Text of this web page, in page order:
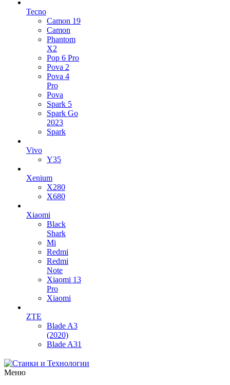
Tecno
Camon 19
Camon
Phantom
X2
Pop 6 Pro
Pova 2
Pova 4
Pro
Pova
Spark 5
Spark Go
2023
Spark
Vivo
Y35
Xenium
X280
X680
Xiaomi
Black
Shark
Mi
Redmi
Redmi
Note
Xiaomi 13
Pro
Xiaomi
ZTE
Blade A3
(2020)
Blade A31
Меню